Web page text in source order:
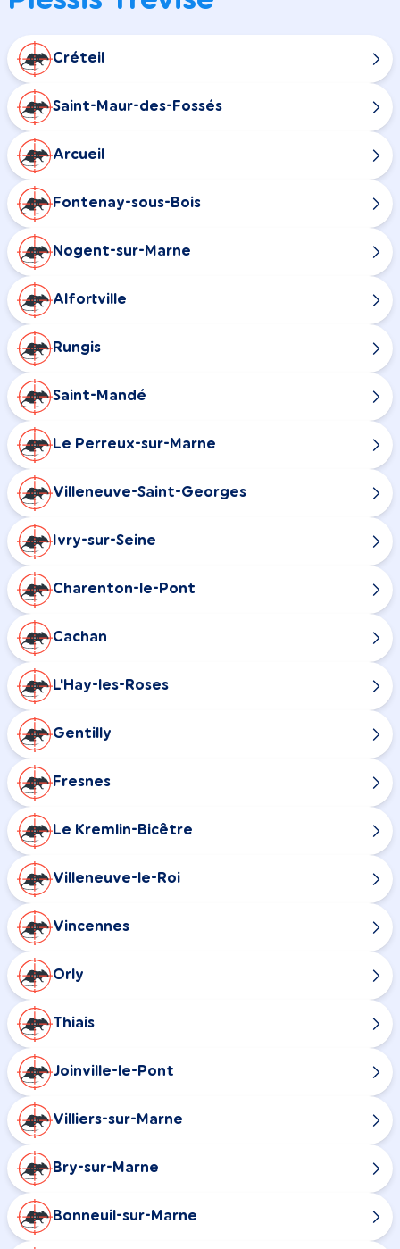
Créteil
Saint-Maur-des-Fossés
Arcueil
Fontenay-sous-Bois
Nogent-sur-Marne
Alfortville
Rungis
Saint-Mandé
Le Perreux-sur-Marne
Villeneuve-Saint-Georges
Ivry-sur-Seine
Charenton-le-Pont
Cachan
L'Hay-les-Roses
Gentilly
Fresnes
Le Kremlin-Bicêtre
Villeneuve-le-Roi
Vincennes
Orly
Thiais
Joinville-le-Pont
Villiers-sur-Marne
Bry-sur-Marne
Bonneuil-sur-Marne